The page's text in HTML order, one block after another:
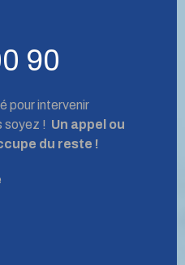
90
pour intervenir
soyez ! Un appel ou
du reste !